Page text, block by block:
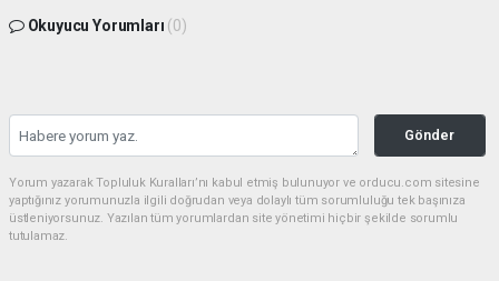
Okuyucu Yorumları (0)
Gönder
Yorum yazarak Topluluk Kuralları’nı kabul etmiş bulunuyor ve orducu.com sitesine
yaptığınız yorumunuzla ilgili doğrudan veya dolaylı tüm sorumluluğu tek başınıza
üstleniyorsunuz. Yazılan tüm yorumlardan site yönetimi hiçbir şekilde sorumlu
tutulamaz.